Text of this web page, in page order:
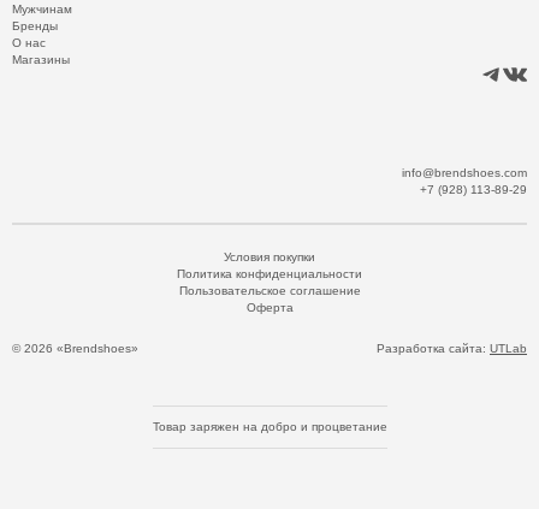
Мужчинам
Бренды
О нас
Магазины
info@brendshoes.com
+7 (928) 113-89-29
© 2026 «Brendshoes»
Условия покупки
Политика конфиденциальности
Пользовательское соглашение
Оферта
Разработка сайта: UTLab
Товар заряжен на добро и процветание